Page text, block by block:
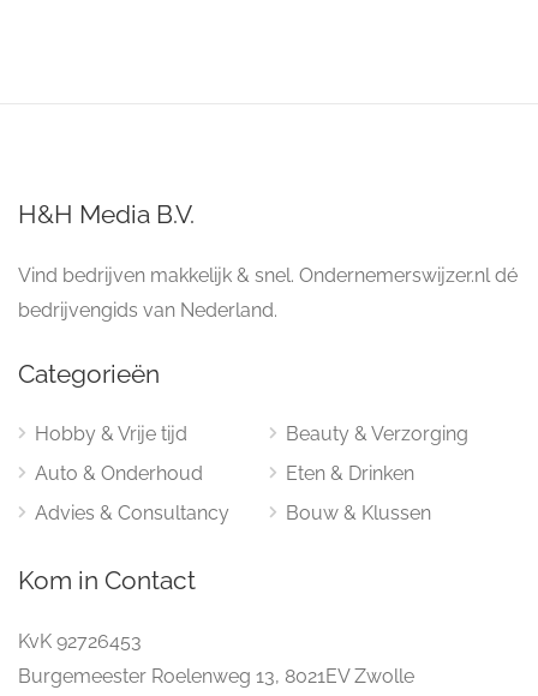
H&H Media B.V.
Vind bedrijven makkelijk & snel. Ondernemerswijzer.nl dé
bedrijvengids van Nederland.
Categorieën
Hobby & Vrije tijd
Auto & Onderhoud
Advies & Consultancy
Beauty & Verzorging
Eten & Drinken
Bouw & Klussen
Kom in Contact
KvK 92726453
Burgemeester Roelenweg 13, 8021EV Zwolle